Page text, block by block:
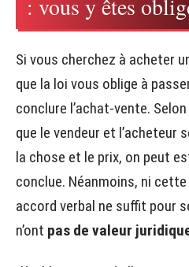
: vous y êtes
Si vous cherchez à acheter
que la loi vous oblige à
conclure l’achat-vente.
que le vendeur et l’acheteur
la chose et le prix, on peut
conclue. Néanmoins, ni
accord verbal ne suffit pour
n’ont pas de valeur